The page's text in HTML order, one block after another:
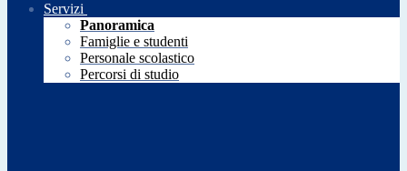
Servizi
Panoramica
Famiglie e studenti
Personale scolastico
Percorsi di studio